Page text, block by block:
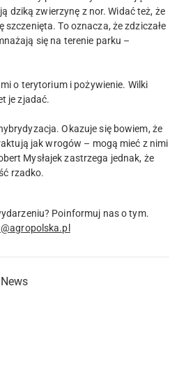
dziką zwierzynę z nor. Widać też, że
To oznacza, że zdziczałe
się na terenie parku –
o terytorium i pożywienie. Wilki
je zjadać.
Okazuje się bowiem, że
jak wrogów – mogą mieć z nimi
Mysłajek zastrzega jednak, że
rzadko.
Poinformuj nas o tym.